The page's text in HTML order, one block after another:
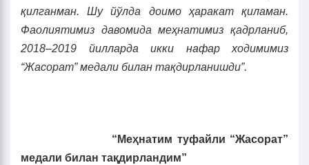
қилганман. Шу йўлда доимо ҳаракат қиламан.
Фаолиятимиз давомида меҳнатимиз қадрланиб,
2018–2019
йилларда икки нафар ходимимиз
“Жасорат” медали билан тақдирланишди”.
“Меҳнатим туфайли “Жасорат”
медали билан тақдирландим”